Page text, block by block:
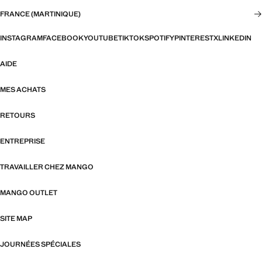
FRANCE (MARTINIQUE)
INSTAGRAMFACEBOOKYOUTUBETIKTOKSPOTIFYPINTERESTXLINKEDIN
AIDE
MES ACHATS
RETOURS
ENTREPRISE
TRAVAILLER CHEZ MANGO
MANGO OUTLET
SITE MAP
JOURNÉES SPÉCIALES